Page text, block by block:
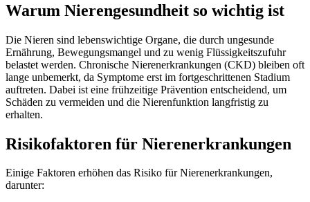
Warum Nierengesundheit so wichtig ist
Die Nieren sind lebenswichtige Organe, die durch ungesunde
Ernährung, Bewegungsmangel und zu wenig Flüssigkeitszufuhr
belastet werden. Chronische Nierenerkrankungen (CKD) bleiben oft
lange unbemerkt, da Symptome erst im fortgeschrittenen Stadium
auftreten. Dabei ist eine frühzeitige Prävention entscheidend, um
Schäden zu vermeiden und die Nierenfunktion langfristig zu
erhalten.
Risikofaktoren für Nierenerkrankungen
Einige Faktoren erhöhen das Risiko für Nierenerkrankungen,
darunter: